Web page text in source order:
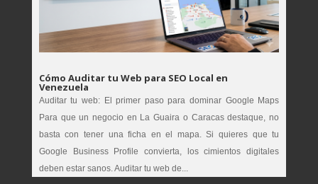
Cómo Auditar tu Web para SEO Local en
Venezuela
Auditar tu web: El primer paso para dominar Google Maps
Para que un negocio en La Guaira o Caracas destaque, no
basta con tener una ficha en el mapa. Si quieres que tu
Google Business Profile convierta, los cimientos digitales
deben estar sanos. Auditar tu web de...